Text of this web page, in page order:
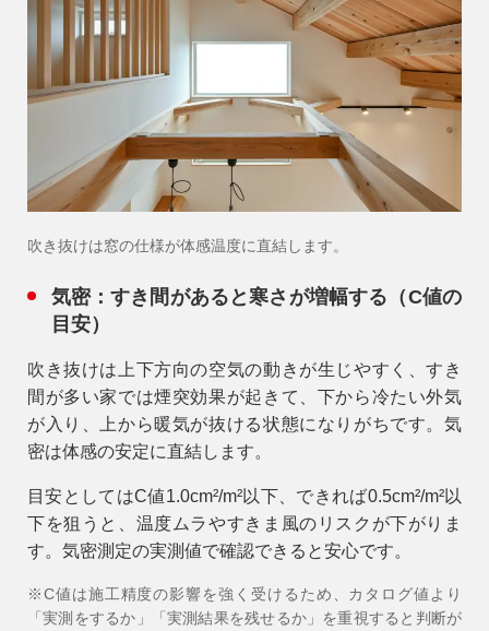
吹き抜けは窓の仕様が体感温度に直結します。
気密：すき間があると寒さが増幅する（C値の
目安）
吹き抜けは上下方向の空気の動きが生じやすく、すき
間が多い家では煙突効果が起きて、下から冷たい外気
が入り、上から暖気が抜ける状態になりがちです。気
密は体感の安定に直結します。
目安としてはC値1.0cm²/m²以下、できれば0.5cm²/m²以
下を狙うと、温度ムラやすきま風のリスクが下がりま
す。気密測定の実測値で確認できると安心です。
※C値は施工精度の影響を強く受けるため、カタログ値より
「実測をするか」「実測結果を残せるか」を重視すると判断が